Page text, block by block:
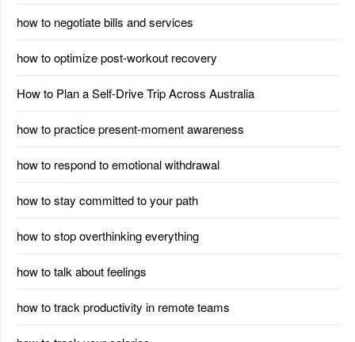
how to negotiate bills and services
how to optimize post-workout recovery
How to Plan a Self-Drive Trip Across Australia
how to practice present-moment awareness
how to respond to emotional withdrawal
how to stay committed to your path
how to stop overthinking everything
how to talk about feelings
how to track productivity in remote teams